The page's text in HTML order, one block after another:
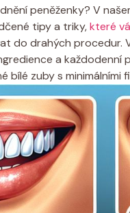
peněženky? V
tipy a triky,které
do drahých procedur.
a každodenní
zuby s minimálními